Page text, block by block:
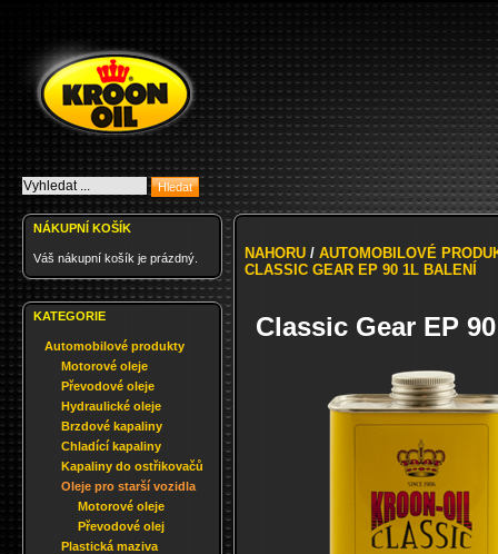
NÁKUPNÍ KOŠÍK
Váš nákupní košík je prázdný.
KATEGORIE
Automobilové produkty
Motorové oleje
Převodové oleje
Hydraulické oleje
Brzdové kapaliny
Chladící kapaliny
Kapaliny do ostřikovačů
Oleje pro starší vozidla
Motorové oleje
Převodové olej
Plastická maziva
NAHORU / AUTOMOBILOVÉ
CLASSIC GEAR EP 90 1L BALENÍ
Classic Gear EP